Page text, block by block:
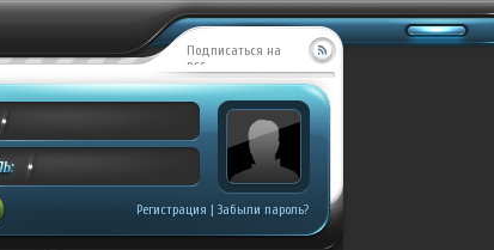
Подписаться на
RSS
Регистрация | Забыли пароль?